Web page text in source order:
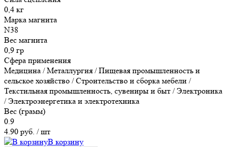
0,4 кг
Марка магнита
N38
Вес магнита
0,9 гр
Сфера применения
Медицина / Металлургия / Пищевая промышленность и
сельское хозяйство / Строительство и сборка мебели /
Текстильная промышленность, сувениры и быт / Электроника
/ Электроэнергетика и электротехника
Вес (грамм)
0.9
4.90 руб. / шт
В корзину